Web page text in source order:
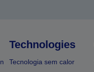
Technologies
Tecnologia sem calor